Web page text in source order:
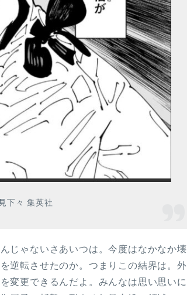
下々 集英社
じゃないさあいつは。今度はなかなか壊
逆転させたのか。つまりこの結界は。外
変更できるんだよ。みんなは思い思いに